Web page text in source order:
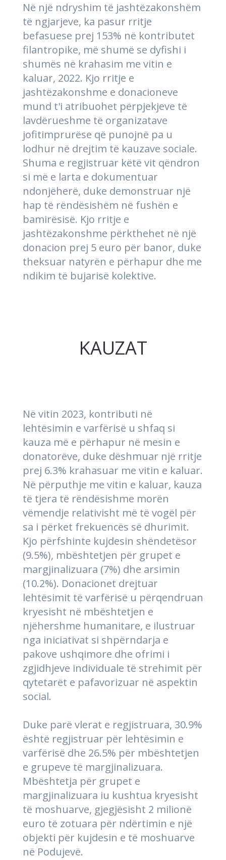
Në një ndryshim të jashtëzakonshëm
të ngjarjeve, ka pasur rritje
befasuese prej 153% në kontributet
filantropike, më shumë se dyfishi i
shumës në krahasim me vitin e
kaluar, 2022. Kjo rritje e
jashtëzakonshme e donacioneve
mund t'i atribuohet përpjekjeve të
lavdërueshme të organizatave
jofitimprurëse që punojnë pa u
lodhur në drejtim të kauzave sociale.
Shuma e regjistruar këtë vit qëndron
si më e larta e dokumentuar
ndonjëherë, duke demonstruar një
hap të rëndësishëm në fushën e
bamirësisë. Kjo rritje e
jashtëzakonshme përkthehet në një
donacion prej 5 euro për banor, duke
theksuar natyrën e përhapur dhe me
ndikim të bujarisë kolektive.
KAUZAT
Në vitin 2023, kontributi në
lehtësimin e varfërisë u shfaq si
kauza më e përhapur në mesin e
donatorëve, duke dëshmuar një rritje
prej 6.3% krahasuar me vitin e kaluar.
Në përputhje me vitin e kaluar, kauza
të tjera të rëndësishme morën
vëmendje relativisht më të vogël për
sa i përket frekuencës së dhurimit.
Kjo përfshinte kujdesin shëndetësor
(9.5%), mbështetjen për grupet e
margjinalizuara (7%) dhe arsimin
(10.2%). Donacionet drejtuar
lehtësimit të varfërisë u përqendruan
kryesisht në mbështetjen e
njëhershme humanitare, e ilustruar
nga iniciativat si shpërndarja e
pakove ushqimore dhe ofrimi i
zgjidhjeve individuale të strehimit për
qytetarët e pafavorizuar në aspektin
social.
Duke parë vlerat e regjistruara, 30.9%
është regjistruar për lehtësimin e
varfërisë dhe 26.5% për mbështetjen
e grupeve të margjinalizuara.
Mbështetja për grupet e
margjinalizuara iu kushtua kryesisht
të moshuarve, gjegjësisht 2 milionë
euro të zotuara për ndërtimin e një
objekti për kujdesin e të moshuarve
në Podujevë.